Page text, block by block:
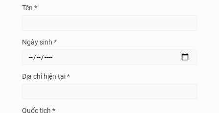
Tên *
Ngày sinh *
Địa chỉ hiện tại *
Quốc tịch *